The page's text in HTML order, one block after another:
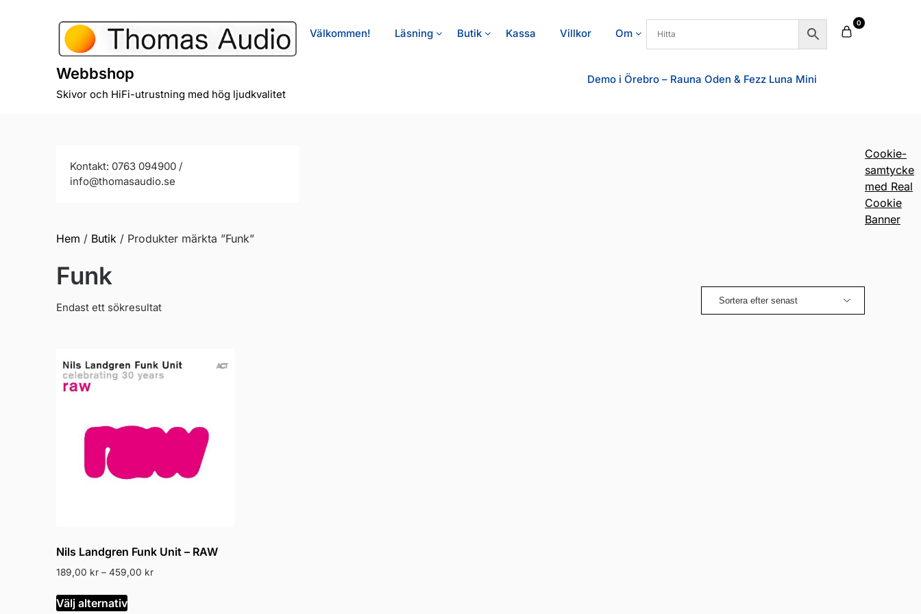
Webbshop
Skivor och HiFi-utrustning med hög ljudkvalitet
Välkommen! Läsning Butik Kassa Villkor Om
Demo i Örebro – Rauna Oden & Fezz Luna Mini
0
Kontakt: 0763 094900 /
info@thomasaudio.se
Hem / Butik / Produkter märkta ”Funk”
Funk
Endast ett sökresultat
Nils Landgren Funk Unit – RAW
189,00 kr – 459,00 krPrisintervall:
Välj alternativ
Den
här
Cookie-
samtycke
med Real
Cookie
Banner